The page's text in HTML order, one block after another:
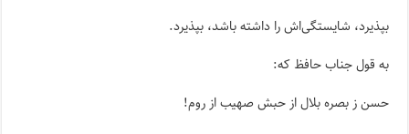
بپذیرد، شایستگی‌اش را داشته باشد، بپذیرد.
به قول جناب حافظ که:
حسن ز بصره بلال از حبش صهیب از روم!